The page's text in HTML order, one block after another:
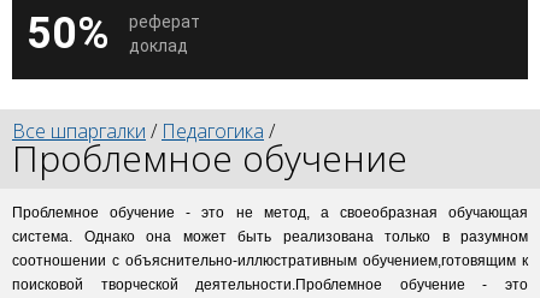
50%
реферат
доклад
Все шпаргалки / Педагогика /
Проблемное обучение
Проблемное обучение - это не метод, а своеобразная обучающая
система. Однако она может быть реализована только в разумном
соотношении с объяснительно-иллюстративным обучением,готовящим к
поисковой творческой деятельности.Проблемное обучение - это